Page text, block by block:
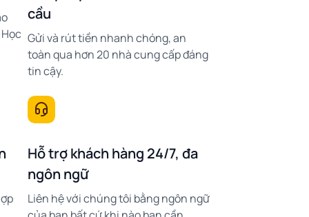
cầu
Gửi và rút tiền nhanh chóng, an
toàn qua hơn 20 nhà cung cấp đáng
tin cậy.
Hỗ trợ khách hàng 24/7, đa
ngôn ngữ
Liên hệ với chúng tôi bằng ngôn ngữ